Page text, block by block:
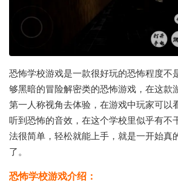
恐怖学校游戏是一款很好玩的恐怖程度不
够黑暗的冒险解密类的恐怖游戏，在这款
第一人称视角去体验，在游戏中玩家可以
听到恐怖的音效，在这个学校里似乎有不
法很简单，轻松就能上手，就是一开始真
了。
恐怖学校游戏介绍：